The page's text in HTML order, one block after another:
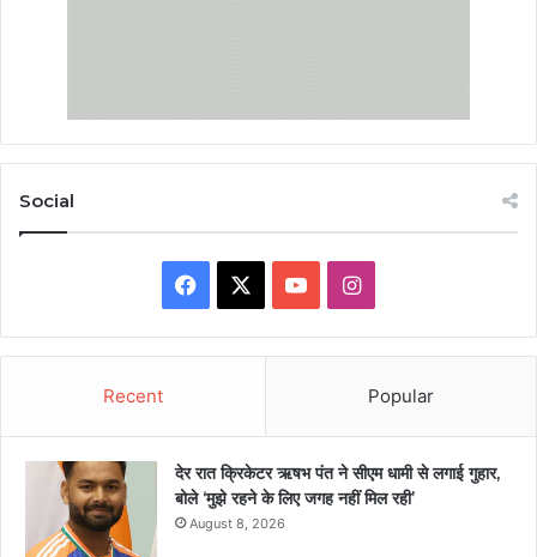
Social
Facebook YouTubeInstagram
Recent Popular
देर रात क्रिकेटर ऋषभ पंत ने सीएम धामी से लगाई गुहार,
बोले ‘मुझे रहने के लिए जगह नहीं मिल रही’
August 8, 2026